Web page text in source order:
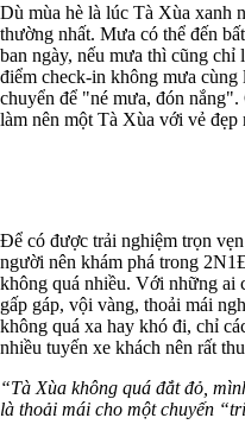
Dù mùa hè là lúc Tà Xùa xanh
thường nhất. Mưa có thể đến
ban ngày, nếu mưa thì cũng
điểm check-in không mưa cùng
chuyển để "né mưa, đón
làm nên một Tà Xùa với vẻ đẹp
Để có được trải nghiệm trọn
người nên khám phá trong
không quá nhiều. Với những ai
gấp gáp, vội vàng, thoải mái
không quá xa hay khó đi, chỉ
nhiều tuyến xe khách nên rất
“Tà Xùa không quá đắt đỏ,
là thoải mái cho một chuyến